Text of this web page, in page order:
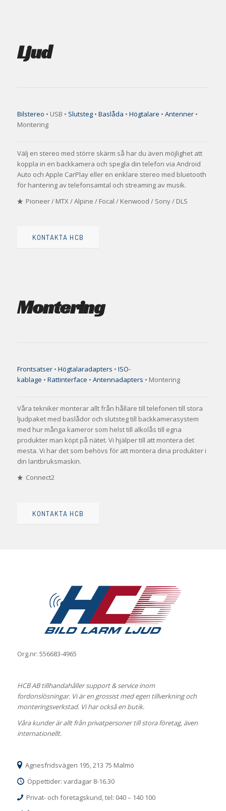
Ljud
Bilstereo • USB • Slutsteg• Baslåda • Högtalare • Antenner•
Montering
Välj en stereo med större skärm så har du även möjlighet att
koppla in en backkamera och spegla din telefon via Android
Auto och Apple CarPlay eller en enklare stereo med bluetooth
för hantering av telefonsamtal och streaming av musik.
Pioneer/ MTX /Alpine / Focal / Kenwood / Sony/ DLS
KONTAKTA HCB
Montering
Frontsatser• Högtalaradapters • ISO-
kablage • Rattinterface • Antennadapters • Montering
Våra tekniker monterar allt från hållare till telefonen till stora
ljudpaket med baslådor och slutsteg till backkamerasystem
med hur många kameror som helst till alkolås till egna
produkter man köpt på nätet. Vi hjälper till att montera det
mesta. Vi har det som behövs för att montera dina produkter i
din lantbruksmaskin.
Connect2
KONTAKTA HCB
Org.nr: 556683-4965
HCB AB tillhandahåller support & service inom
fordonslösningar. Vi är en grossist med egen tillverkning och
monteringsverkstad. Vi har också en butik.
Våra kunder är allt från privatpersoner till stora företag, även
internationellt.
Agnesfridsvägen 195, 213 75 Malmö
Öppettider: vardagar 8-16.30
Privat- och företagskund, tel: 040 – 140 100